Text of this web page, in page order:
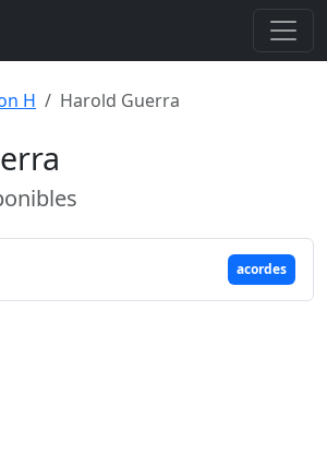
H Harold Guerra
acordes